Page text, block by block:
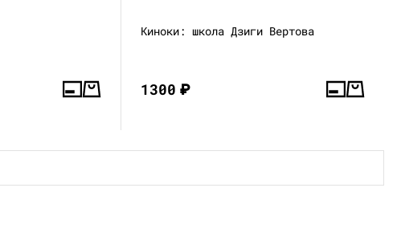
Киноки: школа Дзиги Вертова
1300₽